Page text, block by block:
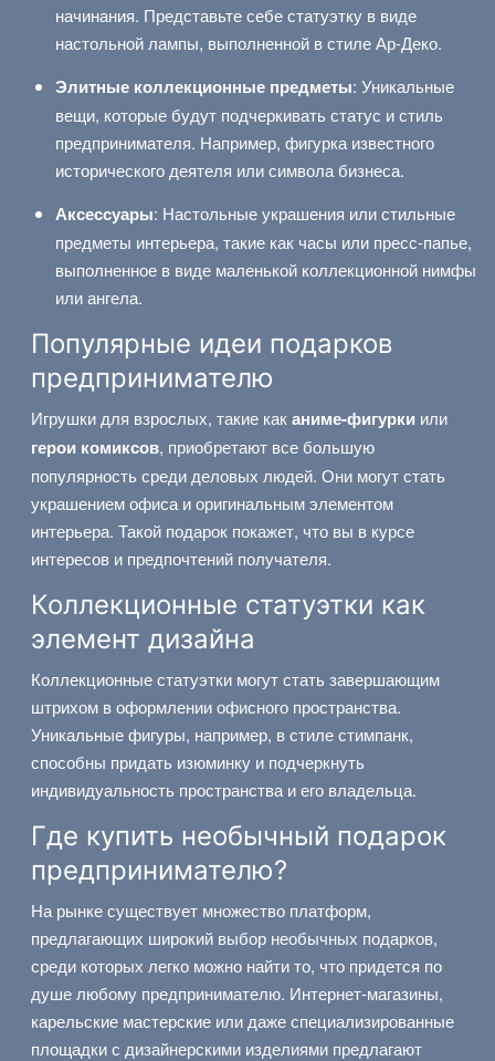
начинания. Представьте себе статуэтку в виде
настольной лампы, выполненной в стиле Ар-Деко.
Элитные коллекционные предметы: Уникальные
вещи, которые будут подчеркивать статус и стиль
предпринимателя. Например, фигурка известного
исторического деятеля или символа бизнеса.
Аксессуары: Настольные украшения или стильные
предметы интерьера, такие как часы или пресс-папье,
выполненное в виде маленькой коллекционной нимфы
или ангела.
Популярные идеи подарков
предпринимателю
Игрушки для взрослых, такие каканиме-фигурки или
герои комиксов, приобретают все большую
популярность среди деловых людей. Они могут стать
украшением офиса и оригинальным элементом
интерьера. Такой подарок покажет, что вы в курсе
интересов и предпочтений получателя.
Коллекционные статуэтки как
элемент дизайна
Коллекционные статуэтки могут стать завершающим
штрихом в оформлении офисного пространства.
Уникальные фигуры, например, в стиле стимпанк,
способны придать изюминку и подчеркнуть
индивидуальность пространства и его владельца.
Где купить необычный подарок
предпринимателю?
На рынке существует множество платформ,
предлагающих широкий выбор необычных подарков,
среди которых легко можно найти то, что придется по
душе любому предпринимателю. Интернет-магазины,
карельские мастерские или даже специализированные
площадки с дизайнерскими изделиями предлагают